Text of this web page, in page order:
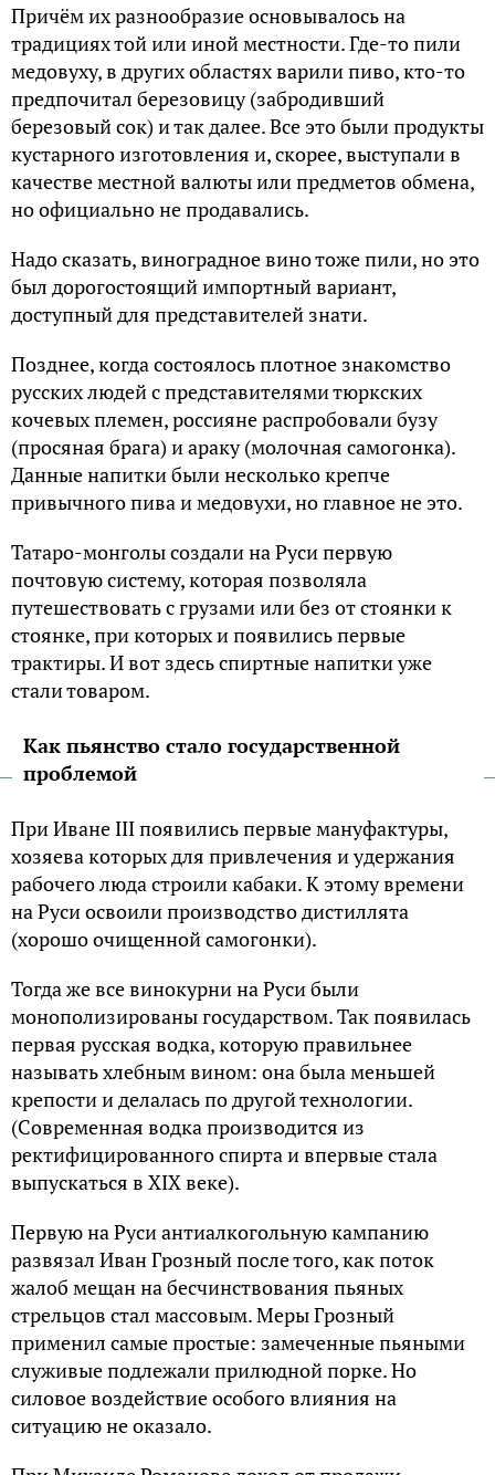
Причём их разнообразие основывалось на
традициях той или иной местности. Где-то пили
медовуху, в других областях варили пиво, кто-то
предпочитал березовицу (забродивший
березовый сок) и так далее. Все это были продукты
кустарного изготовления и, скорее, выступали в
качестве местной валюты или предметов обмена,
но официально не продавались.
Надо сказать, виноградное вино тоже пили, но это
был дорогостоящий импортный вариант,
доступный для представителей знати.
Позднее, когда состоялось плотное знакомство
русских людей с представителями тюркских
кочевых племен, россияне распробовали бузу
(просяная брага) и араку (молочная самогонка).
Данные напитки были несколько крепче
привычного пива и медовухи, но главное не это.
Татаро-монголы создали на Руси первую
почтовую систему, которая позволяла
путешествовать с грузами или без от стоянки к
стоянке, при которых и появились первые
трактиры. И вот здесь спиртные напитки уже
стали товаром.
Как пьянство стало государственной
проблемой
При Иване III появились первые мануфактуры,
хозяева которых для привлечения и удержания
рабочего люда строили кабаки. К этому времени
на Руси освоили производство дистиллята
(хорошо очищенной самогонки).
Тогда же все винокурни на Руси были
монополизированы государством. Так появилась
первая русская водка, которую правильнее
называть хлебным вином: она была меньшей
крепости и делалась по другой технологии.
(Современная водка производится из
ректифицированного спирта и впервые стала
выпускаться в XIX веке).
Первую на Руси антиалкогольную кампанию
развязал Иван Грозный после того, как поток
жалоб мещан на бесчинствования пьяных
стрельцов стал массовым. Меры Грозный
применил самые простые: замеченные пьяными
служивые подлежали прилюдной порке. Но
силовое воздействие особого влияния на
ситуацию не оказало.